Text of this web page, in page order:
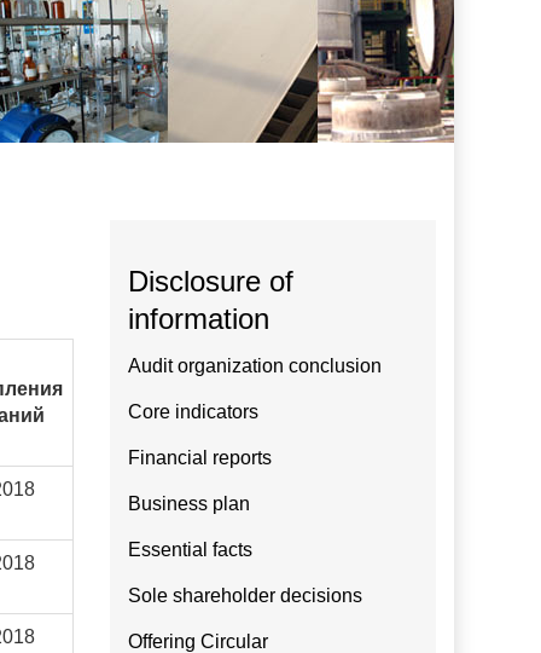
Disclosure of
information
Audit organization conclusion
Core indicators
Financial reports
Business plan
Essential facts
Sole shareholder decisions
Offering Circular